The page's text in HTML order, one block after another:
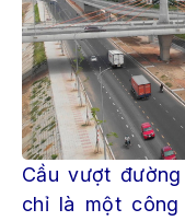
Cầu vượt
chỉ là một